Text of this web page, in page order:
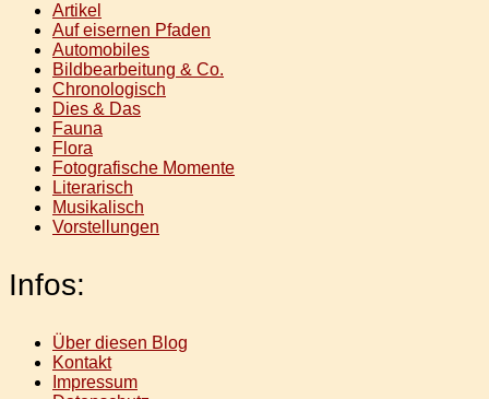
Artikel
Auf eisernen Pfaden
Automobiles
Bildbearbeitung & Co.
Chronologisch
Dies & Das
Fauna
Flora
Fotografische Momente
Literarisch
Musikalisch
Vorstellungen
Infos:
Über diesen Blog
Kontakt
Impressum